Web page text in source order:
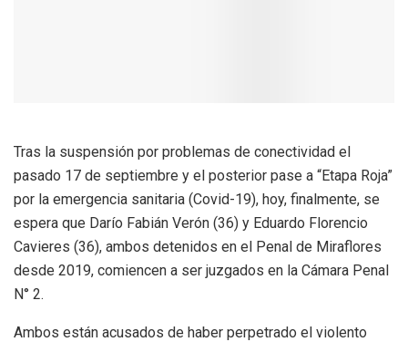
Tras la suspensión por problemas de conectividad el
pasado 17 de septiembre y el posterior pase a “Etapa Roja”
por la emergencia sanitaria (Covid-19), hoy, finalmente, se
espera que Darío Fabián Verón (36) y Eduardo Florencio
Cavieres (36), ambos detenidos en el Penal de Miraflores
desde 2019, comiencen a ser juzgados en la Cámara Penal
N° 2.
Ambos están acusados de haber perpetrado el violento